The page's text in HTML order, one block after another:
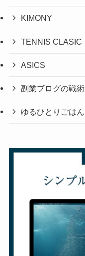
KIMONY
TENNIS CLASIC
ASICS
副業ブログの戦術
ゆるひとりごはん